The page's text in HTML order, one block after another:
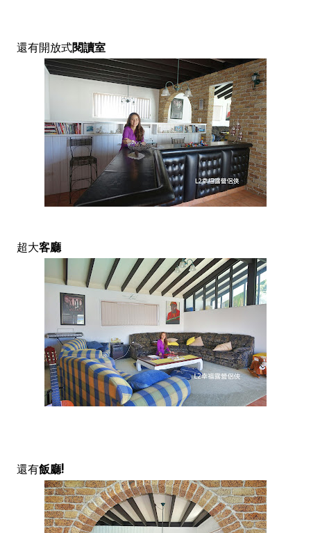
還有開放式閱讀室
超大客廳
還有飯廳!